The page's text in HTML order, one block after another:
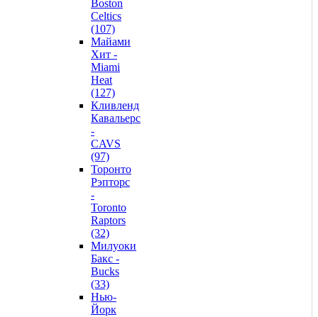
Boston
Celtics
(107)
Майами
Хит -
Miami
Heat
(127)
Кливленд
Кавальерс
-
CAVS
(97)
Торонто
Рэпторс
-
Toronto
Raptors
(32)
Милуоки
Бакс -
Bucks
(33)
Нью-
Йорк